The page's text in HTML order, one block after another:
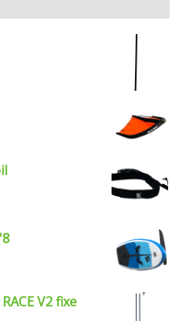
:
€
V2 fixe